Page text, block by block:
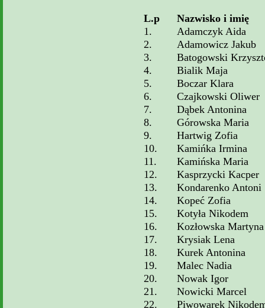
L.p
Nazwisko i imię
1.
Adamczyk Aida
2.
Adamowicz Jakub
3.
Batogowski
4.
Bialik Maja
5.
Boczar Klara
6.
Czajkowski Oliwer
7.
Dąbek Antonina
8.
Górowska Maria
9.
Hartwig Zofia
10.
Kamińka Irmina
11.
Kamińska Maria
12.
Kasprzycki Kacper
13.
Kondarenko Antoni
14.
Kopeć Zofia
15.
Kotyła Nikodem
16.
Kozłowska Martyna
17.
Krysiak Lena
18.
Kurek Antonina
19.
Malec Nadia
20.
Nowak Igor
21.
Nowicki Marcel
22.
Piwowarek